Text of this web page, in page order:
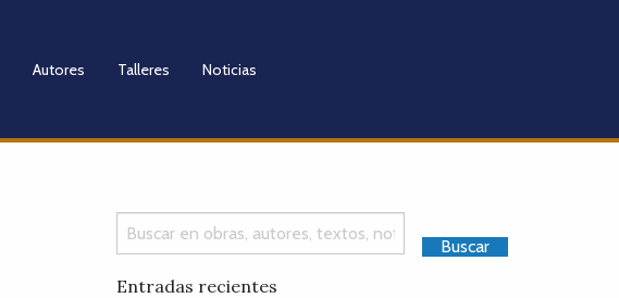
Autores Talleres Noticias
Entradas recientes